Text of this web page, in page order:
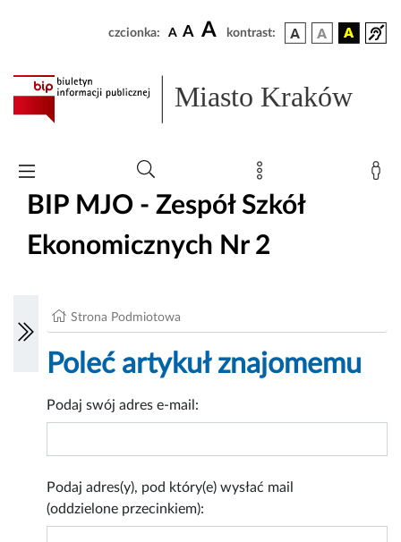
czcionka: A A A kontrast:
Miasto Kraków
BIP MJO - Zespół Szkół
Ekonomicznych Nr 2
Strona Podmiotowa
Poleć artykuł znajomemu
Podaj swój adres e-mail:
Podaj adres(y), pod który(e) wysłać mail
(oddzielone przecinkiem):